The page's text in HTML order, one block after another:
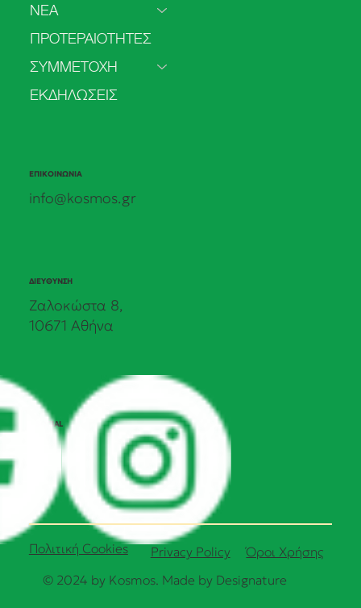
στην άμβλωση
ΝΕΑ
ΠΡΟΤΕΡΑΙΟΤΗΤΕΣ
ΣΥΜΜΕΤΟΧΗ
ΕΚΔΗΛΩΣΕΙΣ
ΕΠΙΚΟΙΝΩΝΙΑ
info@kosmos.gr
ΔΙΕΥΘΥΝΣΗ
Ζαλοκώστα 8,
10671 Αθήνα
SOCIAL
© 2024 by Kosmos. Made by Designature
Πολιτική Cookies Όροι Χρήσης
Privacy Policy